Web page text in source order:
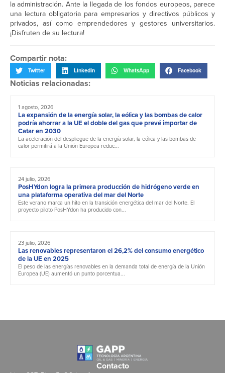
la administración. Ante la llegada de los fondos europeos, parece
una lectura obligatoria para empresarios y directivos públicos y
privados, así como emprendedores y gestores universitarios.
¡Disfruten de su lectura!
Compartir nota:
Twitter LinkedIn WhatsApp Facebook
Noticias relacionadas:
1 agosto, 2026
La expansión de la energía solar, la eólica y las bombas de calor
podría ahorrar a la UE el doble del gas que prevé importar de
Catar en 2030
La aceleración del despliegue de la energía solar, la eólica y las bombas de
calor permitirá a la Unión Europea reduc...
24 julio, 2026
PosHYdon logra la primera producción de hidrógeno verde en
una plataforma operativa del mar del Norte
Este verano marca un hito en la transición energética del mar del Norte. El
proyecto piloto PosHYdon ha producido con...
23 julio, 2026
Las renovables representaron el 26,2% del consumo energético
de la UE en 2025
El peso de las energías renovables en la demanda total de energía de la Unión
Europea (UE) aumentó un punto porcentua...
Contacto